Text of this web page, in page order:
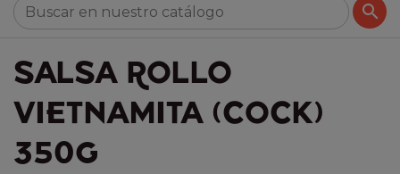

SALSA ROLLO
VIETNAMITA (COCK)
350G